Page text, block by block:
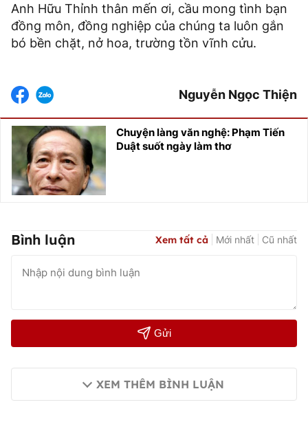
Anh Hữu Thỉnh thân mến ơi, cầu mong tình bạn
đồng môn, đồng nghiệp của chúng ta luôn gắn
bó bền chặt, nở hoa, trường tồn vĩnh cửu.
Nguyễn Ngọc Thiện
Chuyện làng văn nghệ: Phạm Tiến
Duật suốt ngày làm thơ
Bình luận Xem tất cả Mới nhất Cũ nhất
Gửi
XEM THÊM BÌNH LUẬN